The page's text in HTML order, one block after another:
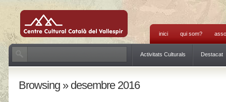
inici qui som?
Activitats Culturals Destacat
Browsing » desembre 2016